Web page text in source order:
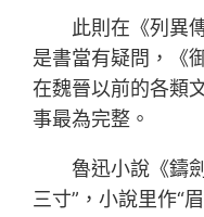
此則在《列異
是書當有疑問，《
在魏晉以前的各類
事最為完整。
魯迅小說《鑄
三寸”，小說里作“